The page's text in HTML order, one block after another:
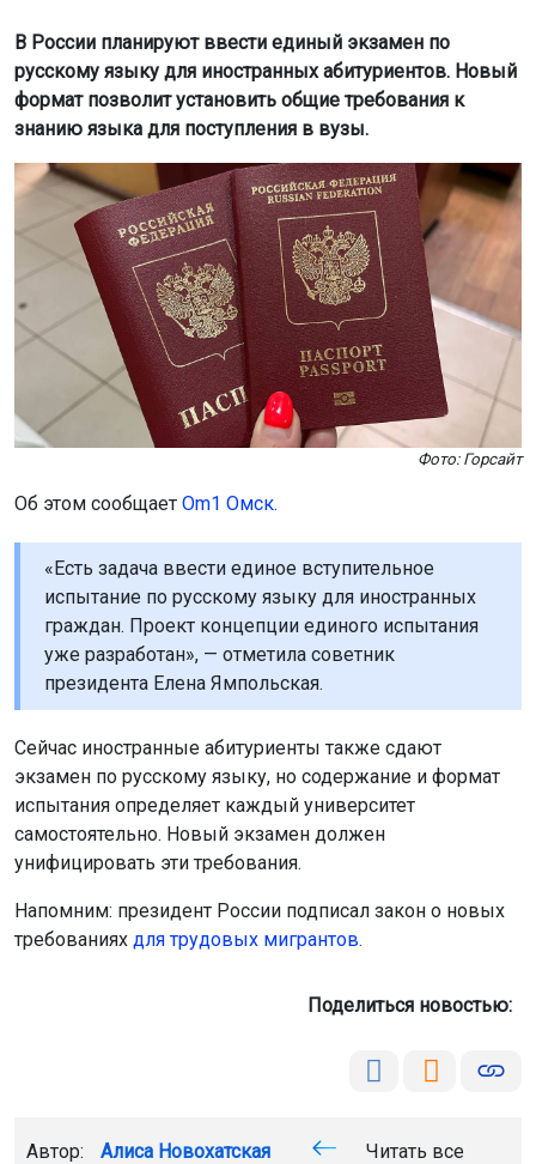
В России планируют ввести единый экзамен по
русскому языку для иностранных абитуриентов. Новый
формат позволит установить общие требования к
знанию языка для поступления в вузы.
Фото: Горсайт
Об этом сообщает Om1 Омск.
«Есть задача ввести единое вступительное
испытание по русскому языку для иностранных
граждан. Проект концепции единого испытания
уже разработан», — отметила советник
президента Елена Ямпольская.
Сейчас иностранные абитуриенты также сдают
экзамен по русскому языку, но содержание и формат
испытания определяет каждый университет
самостоятельно. Новый экзамен должен
унифицировать эти требования.
Напомним: президент России подписал закон о новых
требованиях для трудовых мигрантов.
Поделиться новостью:
Автор: Алиса Новохатская
Читать все